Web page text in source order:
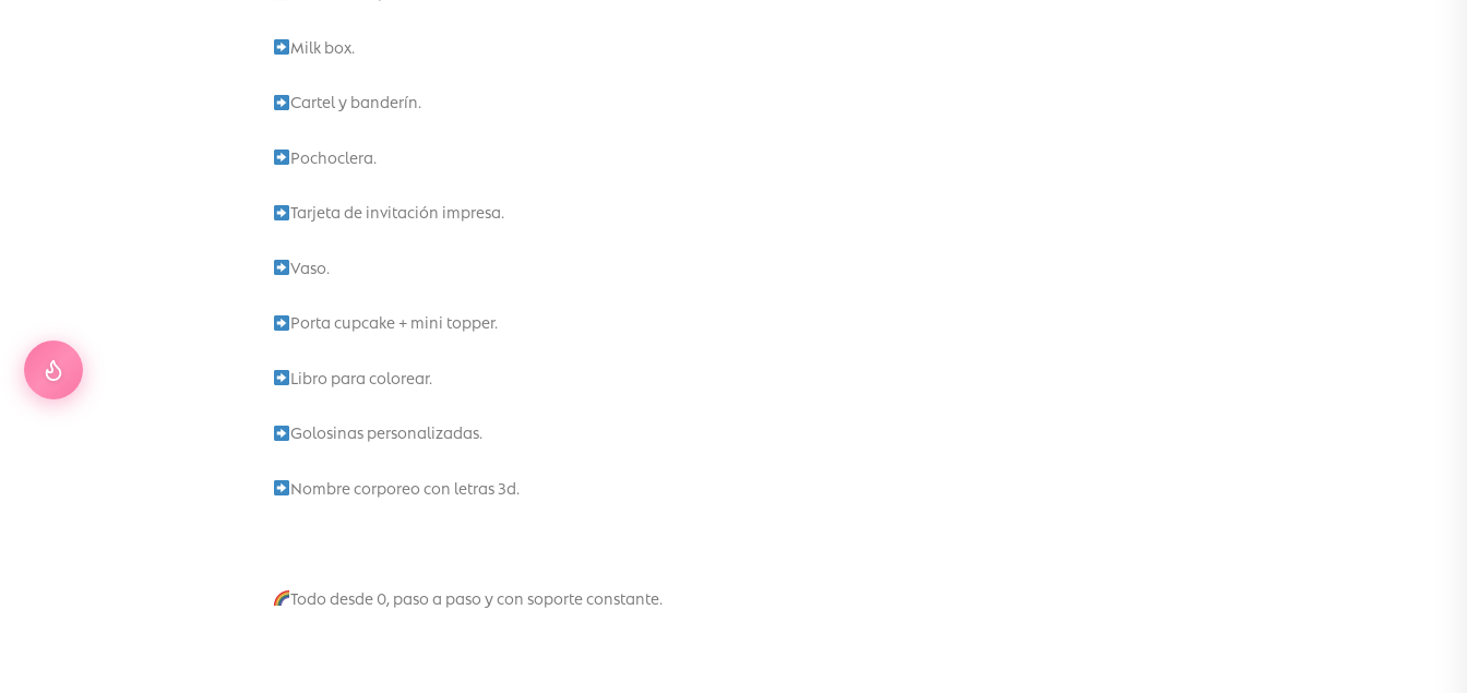
Milk box.
Cartel y banderín.
Pochoclera.
Tarjeta de invitación impresa.
Vaso.
Porta cupcake + mini topper.
Libro para colorear.
Golosinas personalizadas.
Nombre corporeo con letras 3d.
Todo desde 0, paso a paso y con soporte constante.